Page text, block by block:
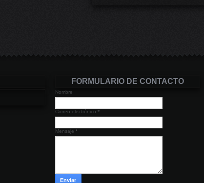
FORMULARIO DE CONTACTO
Nombre
Correo electrónico *
Mensaje *